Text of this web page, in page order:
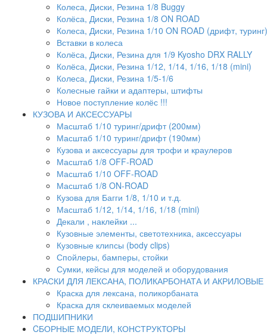
Колеса, Диски, Резина 1/8 Buggy
Колёса, Диски, Резина 1/8 ON ROAD
Колеса, Диски, Резина 1/10 ON ROAD (дрифт, туринг)
Вставки в колеса
Колёса, Диски, Резина для 1/9 Kyosho DRX RALLY
Колёса, Диски, Резина 1/12, 1/14, 1/16, 1/18 (mini)
Колеса, Диски, Резина 1/5-1/6
Колесные гайки и адаптеры, штифты
Новое поступление колёс !!!
КУЗОВА И АКСЕССУАРЫ
Масштаб 1/10 туринг/дрифт (200мм)
Масштаб 1/10 туринг/дрифт (190мм)
Кузова и аксессуары для трофи и краулеров
Масштаб 1/8 OFF-ROAD
Масштаб 1/10 OFF-ROAD
Масштаб 1/8 ON-ROAD
Кузова для Багги 1/8, 1/10 и т.д.
Масштаб 1/12, 1/14, 1/16, 1/18 (mini)
Декали , наклейки ...
Кузовные элементы, светотехника, аксессуары
Кузовные клипсы (body clips)
Спойлеры, бамперы, стойки
Сумки, кейсы для моделей и оборудования
КРАСКИ ДЛЯ ЛЕКСАНА, ПОЛИКАРБОНАТА И АКРИЛОВЫЕ
Краска для лексана, поликорбаната
Краска для склеиваемых моделей
ПОДШИПНИКИ
CБОРНЫЕ МОДЕЛИ, КОНСТРУКТОРЫ